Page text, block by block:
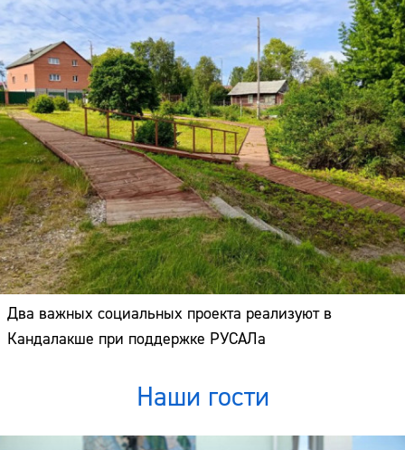
Два важных социальных проекта реализуют в
Кандалакше при поддержке РУСАЛа
Наши гости